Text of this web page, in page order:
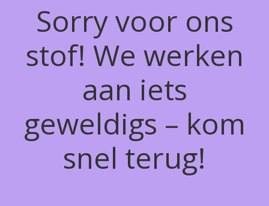
Sorry voor ons
stof! We werken
aan iets
geweldigs – kom
snel terug!